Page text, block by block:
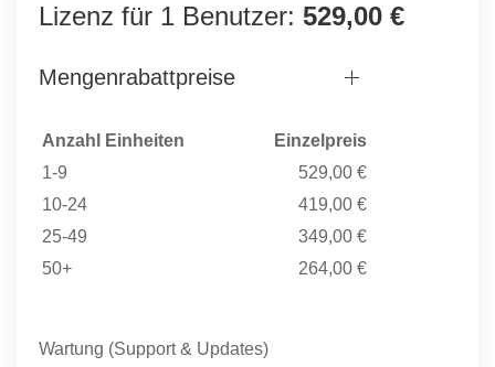
Lizenz für 1 Benutzer: 529,00 €
Mengenrabattpreise
Anzahl Einheiten
Einzelpreis
1-9
529,00 €
10-24
419,00 €
25-49
349,00 €
50+
264,00 €
Wartung (Support & Updates)